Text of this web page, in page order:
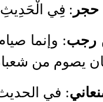
حجر : فِي
رجب: وإنما
يصوم من
: في